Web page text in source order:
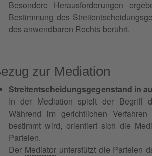
Besondere Herausforderungen
Bestimmung des
des anwendbaren Rechts berührt.
zur Mediation
Streitentscheidungsgegenstand in
In der Mediation spielt der Begriff
Während im gerichtlichen
bestimmt wird, orientiert sich die
Parteien.
Der Mediatorunterstützt die Parteien